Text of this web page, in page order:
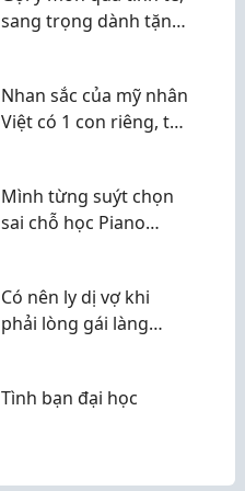
nửa thân dưới lại là
sang trọng dành tặng
Nhan sắc của mỹ nhân
Việt có 1 con riêng, tái
bà chủ spa
Mình từng suýt chọn
sai chỗ học Piano
Có nên ly dị vợ khi
phải lòng gái làng
Tình bạn đại học